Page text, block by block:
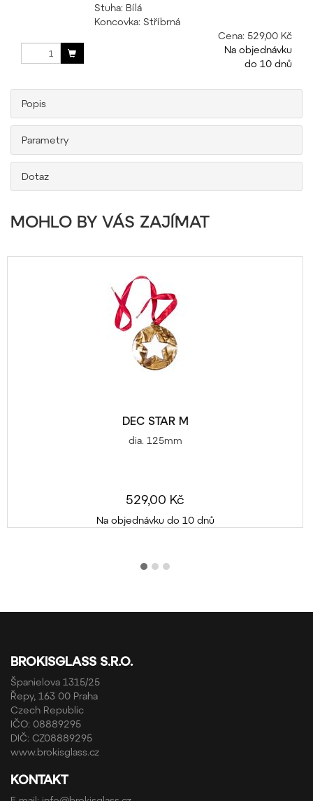
Stuha: Bílá
Koncovka: Stříbrná
Cena: 529,00 Kč
Na objednávku
do 10 dnů
Popis
Parametry
Dotaz
MOHLO BY VÁS ZAJÍMAT
DEC STAR M
dia. 125mm
529,00 Kč
Na objednávku do 10 dnů
BROKISGLASS S.R.O.
Španielova 1315/25
Řepy, 163 00 Praha
Czech Republic
IČO: 08889295
DIČ: CZ08889295
www.brokisglass.cz
KONTAKT